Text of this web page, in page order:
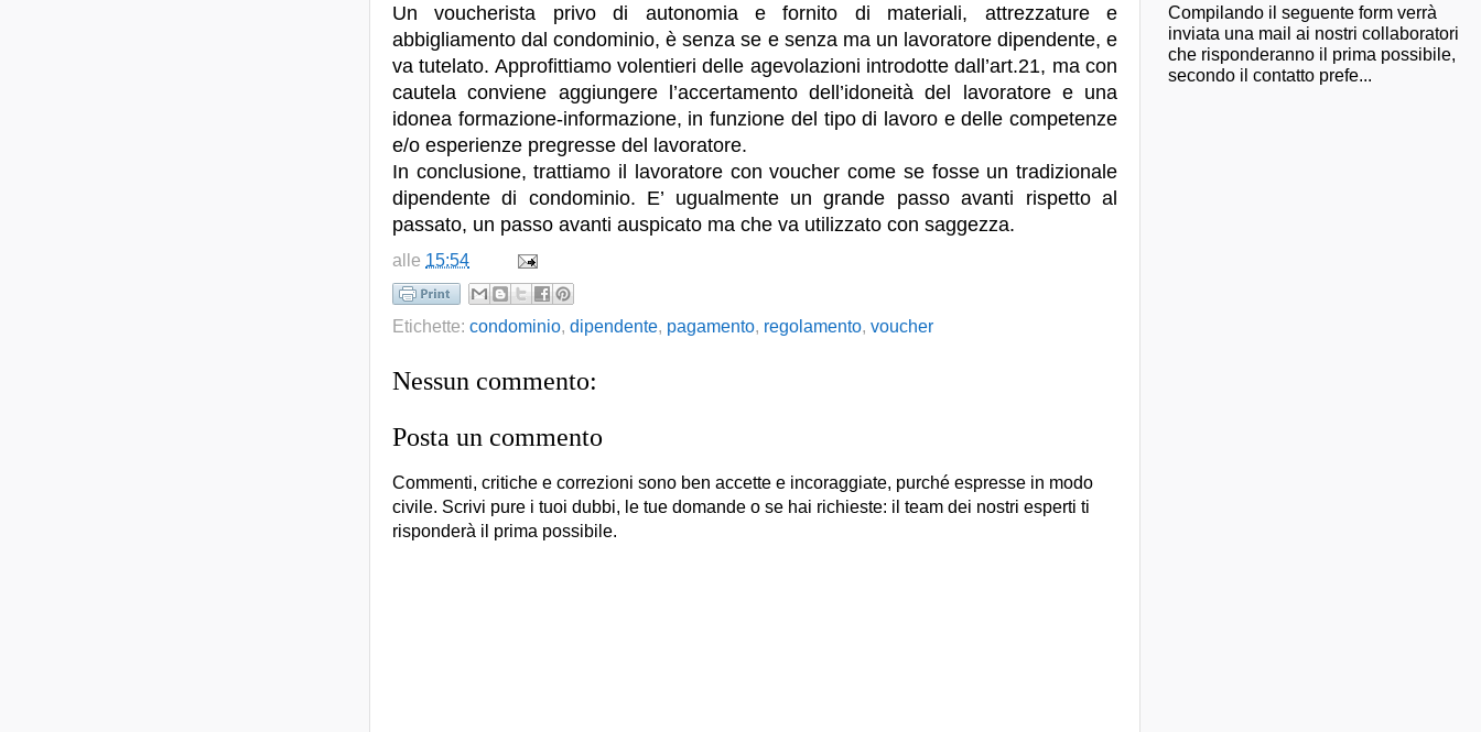
Un voucherista privo di autonomia e fornito di materiali, attrezzature e
abbigliamento dal condominio, è senza se e senza ma un lavoratore dipendente, e
va tutelato. Approfittiamo volentieri delle agevolazioni introdotte dall’art.21, ma con
cautela conviene aggiungere l’accertamento dell’idoneità del lavoratore e una
idonea formazione-informazione, in funzione del tipo di lavoro e delle competenze
e/o esperienze pregresse del lavoratore.
In conclusione, trattiamo il lavoratore con voucher come se fosse un tradizionale
dipendente di condominio. E’ ugualmente un grande passo avanti rispetto al
passato, un passo avanti auspicato ma che va utilizzato con saggezza.
alle 15:54
Etichette: condominio, dipendente, pagamento, regolamento, voucher
Nessun commento:
Posta un commento
Commenti, critiche e correzioni sono ben accette e incoraggiate, purché espresse in modo
civile. Scrivi pure i tuoi dubbi, le tue domande o se hai richieste: il team dei nostri esperti ti
risponderà il prima possibile.
Compilando il seguente form verrà
inviata una mail ai nostri collaboratori
che risponderanno il prima possibile,
secondo il contatto prefe...